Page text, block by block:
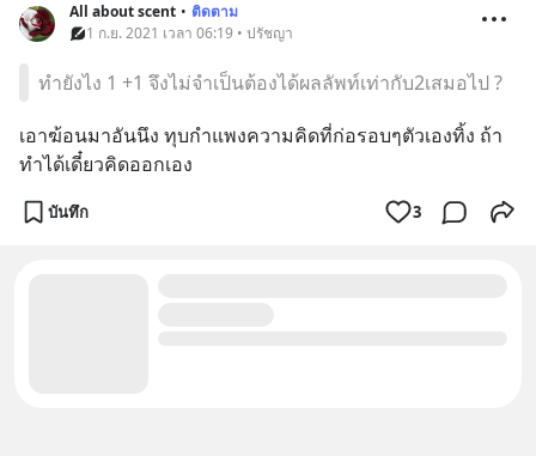
All about scent • ติดตาม
1 ก.ย. 2021 เวลา 06:19 • ปรัชญา
ทำยังไง 1 +1 จึงไม่จำเป็นต้องได้ผลลัพท์เท่ากับ2เสมอไป ?
เอาฆ้อนมาอันนึง ทุบกำแพงความคิดที่ก่อรอบๆตัวเองทิ้ง ถ้า
ทำได้เดี๋ยวคิดออกเอง
บันทึก 3